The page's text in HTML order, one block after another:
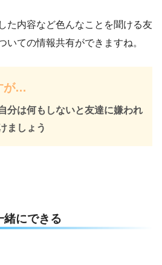
た内容など色んなことを聞ける友
いての情報共有ができますね。
が…
分は何もしないと友達に嫌われ
ましょう
緒にできる